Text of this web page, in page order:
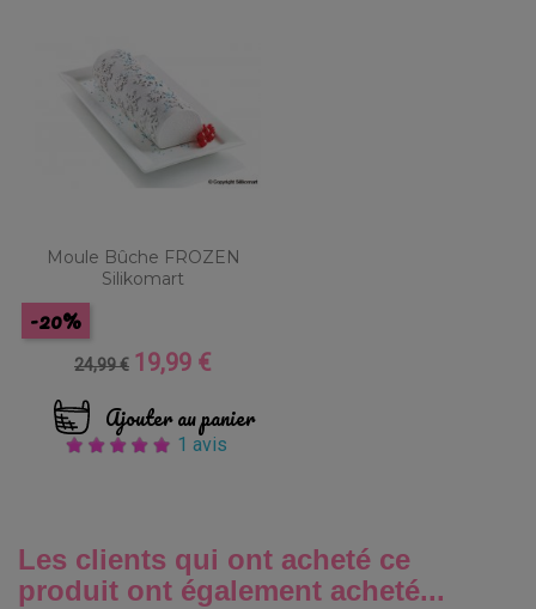
Moule Bûche FROZEN
Silikomart
Prix
base
24,99 €
-20%
Prix
19,99 €
Ajouter au panier
1 avis
Les clients qui ont acheté ce
produit ont également acheté...